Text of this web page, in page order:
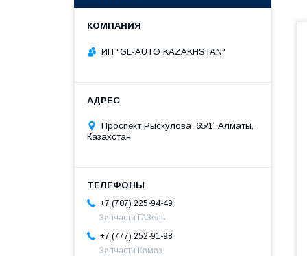
ИП "GL-AUTO KAZAKHSTAN"
Проспект Рыскулова ,65/1, Алматы,
Казахстан
+7 (707) 225-94-49
Запчасти ГАЗель
+7 (777) 252-91-98
Запчасти Камаз